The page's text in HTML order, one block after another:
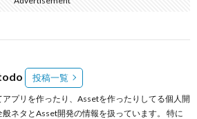
投稿一覧
プリを作ったり、Assetを作ったりしてる個人開
ネタとAsset開発の情報を扱っています。 特に